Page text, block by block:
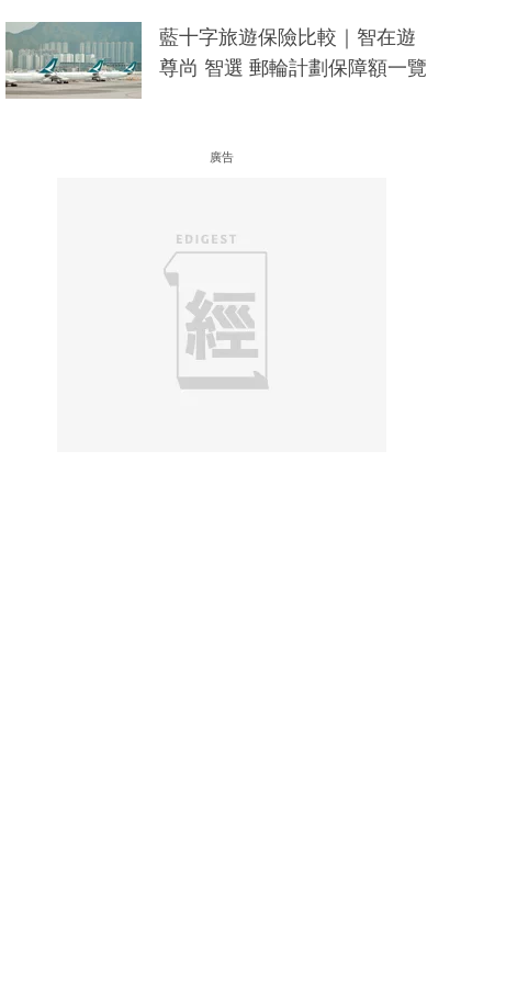
藍十字旅遊保險比較｜智在遊
尊尚 智選 郵輪計劃保障額一覽
廣告